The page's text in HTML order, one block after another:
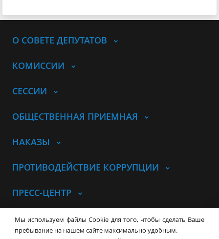
О СОВЕТЕ ДЕПУТАТОВ
КОМИССИИ
СЕССИИ
ОБЩЕСТВЕННАЯ ПРИЕМНАЯ
НАКАЗЫ
ПРОТИВОДЕЙСТВИЕ КОРРУПЦИИ
ПРЕСС-ЦЕНТР
© Совет депутатов города
НовосибирскаКонтакты Карта сайта
Мы используем файлы Cookie для того, чтобы сделать Ваше
пребывание на нашем сайте максимально удобным.